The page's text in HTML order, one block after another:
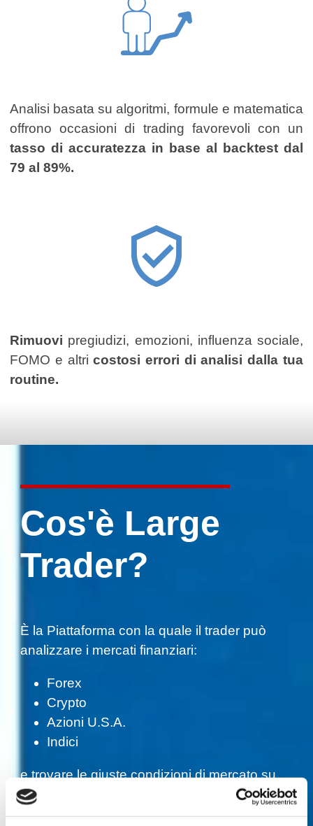
Analisi basata su algoritmi, formule e matematica
offrono occasioni di trading favorevoli con un
tasso di accuratezza in base al backtest dal
79 al 89%.
Rimuovi pregiudizi, emozioni, influenza sociale,
FOMO e altricostosi errori di analisi dalla tua
routine.
Cos'è Large
Trader?
È la Piattaforma con la quale il trader può
analizzare i mercati finanziari:
Forex
Crypto
Azioni U.S.A.
Indici
e trovare le giuste condizioni di mercato su
cui operare nel minor tempo possibile.